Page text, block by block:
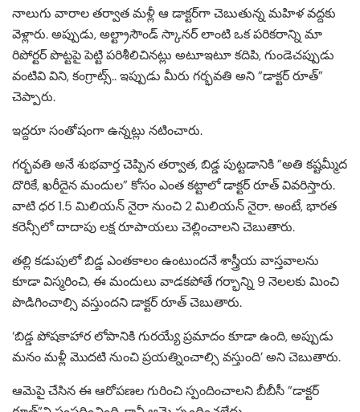
నాలుగు వారాల తర్వాత మళ్లీ ఆ డాక్టర్‌గా చెబుతున్న మహిళ వద్దకు
వెళ్లారు. అప్పుడు, అల్ట్రాసౌండ్ స్కానర్ లాంటి ఒక పరికరాన్ని మా
రిపోర్టర్ పొట్టపై పెట్టి పరిశీలిచినట్లు అటూఇటూ కదిపి, గుండెచప్పుడు
వంటివి విని, కంగ్రాట్స్.. ఇప్పుడు మీరు గర్భవతి అని ”డాక్టర్ రూత్”
చెప్పారు.
ఇద్దరూ సంతోషంగా ఉన్నట్లు నటించారు.
గర్భవతి అనే శుభవార్త చెప్పిన తర్వాత, బిడ్డ పుట్టడానికి ”అతి కష్టమ్మీద
దొరికే, ఖరీదైన మందుల” కోసం ఎంత కట్టాలో డాక్టర్ రూత్ వివరిస్తారు.
వాటి ధర 1.5 మిలియన్ నైరా నుంచి 2 మిలియన్ నైరా. అంటే, భారత
కరెన్సీలో దాదాపు లక్ష రూపాయలు చెల్లించాలని చెబుతారు.
తల్లి కడుపులో బిడ్డ ఎంతకాలం ఉంటుందనే శాస్త్రీయ వాస్తవాలను
కూడా విస్మరించి, ఈ మందులు వాడకపోతే గర్భాన్ని 9 నెలలకు మించి
పొడిగించాల్సి వస్తుందని డాక్టర్ రూత్ చెబుతారు.
‘బిడ్డ పోషకాహార లోపానికి గురయ్యే ప్రమాదం కూడా ఉంది, అప్పుడు
మనం మళ్లీ మొదటి నుంచి ప్రయత్నించాల్సి వస్తుంది’ అని చెబుతారు.
ఆమెపై చేసిన ఈ ఆరోపణల గురించి స్పందించాలని బీబీసీ ”డాక్టర్